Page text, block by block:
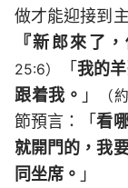
做才能迎接到
『新郎來了
25:6）
「 我的
跟着我。 」 （
節預言：「看
就開門的，我
同坐席。 」